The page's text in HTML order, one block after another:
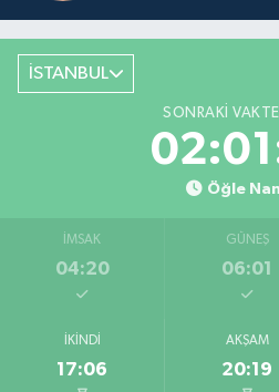
İSTANBUL
SONRAKI
Öğle
İMSAK
04:20
GÜNEŞ
06:01
İKINDI
17:06
AKŞAM
20:19